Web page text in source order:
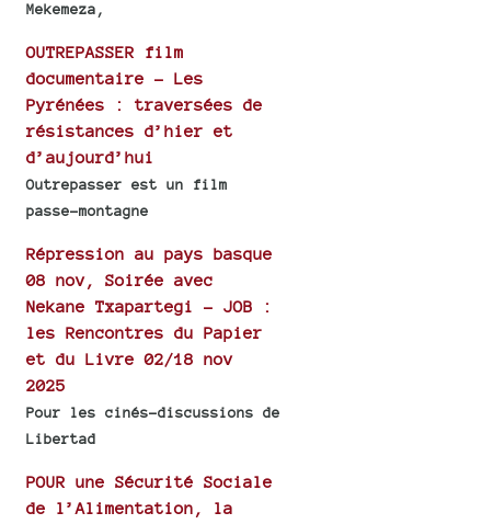
Mekemeza,
OUTREPASSER film
documentaire - Les
Pyrénées : traversées de
résistances d’hier et
d’aujourd’hui
Outrepasser est un film
passe-montagne
Répression au pays basque
08 nov, Soirée avec
Nekane Txapartegi - JOB :
les Rencontres du Papier
et du Livre 02/18 nov
2025
Pour les cinés-discussions de
Libertad
POUR une Sécurité Sociale
de l’Alimentation, la